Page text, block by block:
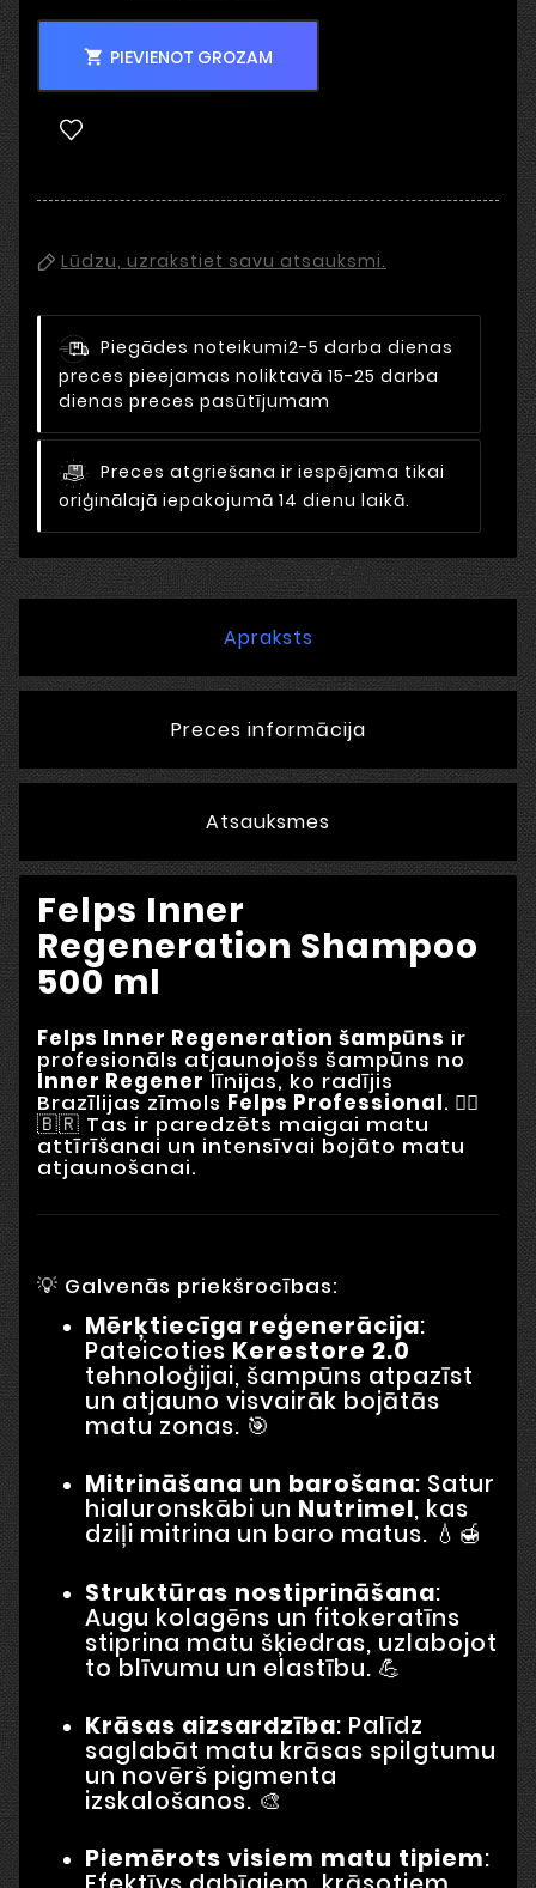
 PIEVIENOT GROZAM
Lūdzu, uzrakstiet savu atsauksmi.
Piegādes noteikumi2-5 darba dienas
preces pieejamas noliktavā 15-25 darba
dienas preces pasūtījumam
Preces atgriešana ir iespējama tikai
oriģinālajā iepakojumā 14 dienu laikā.
Apraksts
Preces informācija
Atsauksmes
Felps Inner
Regeneration Shampoo
500 ml
Felps Inner Regeneration šampūns ir
profesionāls atjaunojošs šampūns no
Inner Regener līnijas, ko radījis
Brazīlijas zīmols Felps Professional. 💇‍♀️
🇧🇷 Tas ir paredzēts maigai matu
attīrīšanai un intensīvai bojāto matu
atjaunošanai.
💡 Galvenās priekšrocības:
Mērķtiecīga reģenerācija:
Pateicoties Kerestore 2.0
tehnoloģijai, šampūns atpazīst
un atjauno visvairāk bojātās
matu zonas. 🎯
Mitrināšana un barošana: Satur
hialuronskābi un Nutrimel, kas
dziļi mitrina un baro matus. 💧🍯
Struktūras nostiprināšana:
Augu kolagēns un fitokeratīns
stiprina matu šķiedras, uzlabojot
to blīvumu un elastību. 💪
Krāsas aizsardzība: Palīdz
saglabāt matu krāsas spilgtumu
un novērš pigmenta
izskalošanos. 🎨
Piemērots visiem matu tipiem: